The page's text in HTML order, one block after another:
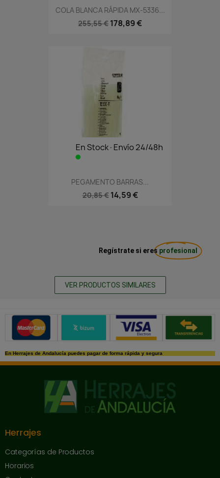
COLA BLANCA RÁPIDA MX-5336...
255,55 € 178,89 €
En Stock·Envío 24/48h
PEGAMENTO BARRAS...
20,85 € 14,59 €
Regístrate si eres profesional
VER PRODUCTOS SIMILARES
Métodos de pago seguros
En Herrajes de Andalucía puedes pagar de forma rápida y segura
Herrajes
Categorías de Productos
Horarios